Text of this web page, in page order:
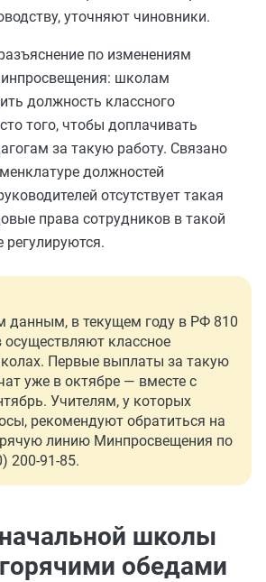
уточняют чиновники.
по изменениям
школам
должность классного
того, чтобы доплачивать
за такую работу. Связано
должностей
отсутствует такая
права сотрудников в такой
регулируются.
данным, в текущем году в РФ 810
осуществляют классное
Первые выплаты за такую
уже в октябре — вместе с
Учителям, у которых
рекомендуют обратиться на
линию Минпросвещения по
200-91-85.
школы
обедами